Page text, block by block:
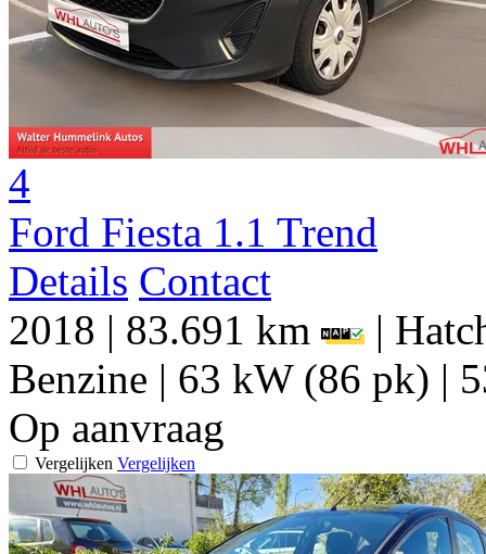
4
Ford Fiesta 1.1 Trend
Details Contact
2018 | 83.691 km |
Benzine | 63 kW (86 pk) |
Op aanvraag
Vergelijken Vergelijken